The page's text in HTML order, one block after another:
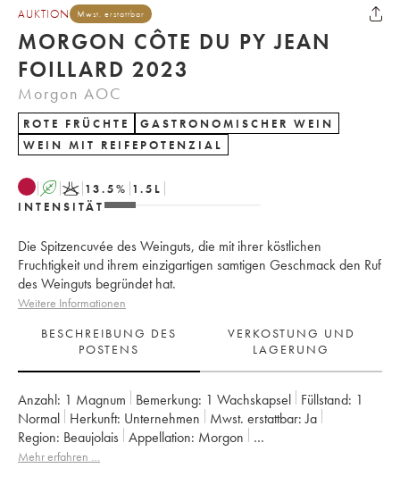
AUKTION Mwst. erstattbar
MORGON CÔTE DU PY JEAN
FOILLARD 2023
Morgon AOC
ROTE FRÜCHTE
GASTRONOMISCHER WEIN
WEIN MIT REIFEPOTENZIAL
A K 13.5% 1.5 L
INTENSITÄT
Die Spitzencuvée des Weinguts, die mit ihrer köstlichen
Fruchtigkeit und ihrem einzigartigen samtigen Geschmack den Ruf
des Weinguts begründet hat.
Weitere Informationen
BESCHREIBUNG DES
POSTENS
VERKOSTUNG UND
LAGERUNG
Anzahl: 1 Magnum Bemerkung: 1 Wachskapsel Füllstand: 1
Normal
Herkunft: unternehmen Mwst. erstattbar: ja
Region:
Beaujolais Appellation:
Morgon
Eigentümer: Jean Foillard
Mehr erfahren …